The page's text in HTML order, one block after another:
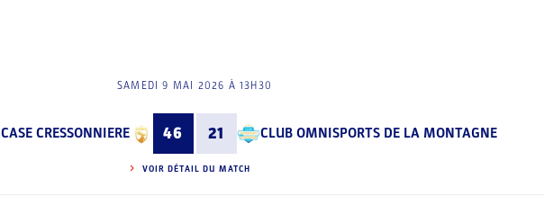
SAMEDI 9 MAI 2026 À 13H30
CASE CRESSONNIERE 46 21 CLUB OMNISPORTS DE LA MONTAGNE
VOIR DÉTAIL DU MATCH